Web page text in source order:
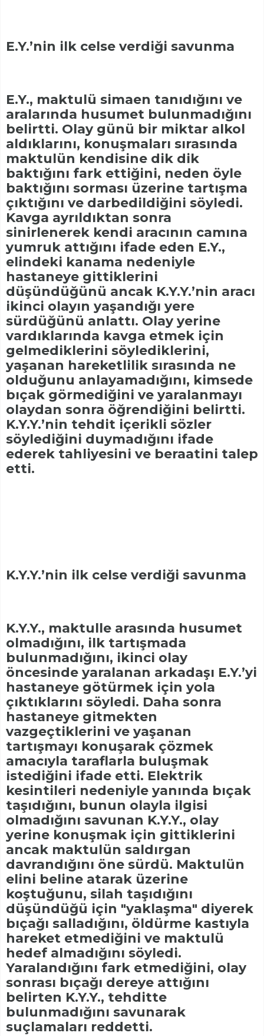
E.Y.’nin ilk celse verdiği savunma
E.Y., maktulü simaen tanıdığını ve
aralarında husumet bulunmadığını
belirtti. Olay günü bir miktar alkol
aldıklarını, konuşmaları sırasında
maktulün kendisine dik dik
baktığını fark ettiğini, neden öyle
baktığını sorması üzerine tartışma
çıktığını ve darbedildiğini söyledi.
Kavga ayrıldıktan sonra
sinirlenerek kendi aracının camına
yumruk attığını ifade eden E.Y.,
elindeki kanama nedeniyle
hastaneye gittiklerini
düşündüğünü ancak K.Y.Y.’nin aracı
ikinci olayın yaşandığı yere
sürdüğünü anlattı. Olay yerine
vardıklarında kavga etmek için
gelmediklerini söylediklerini,
yaşanan hareketlilik sırasında ne
olduğunu anlayamadığını, kimsede
bıçak görmediğini ve yaralanmayı
olaydan sonra öğrendiğini belirtti.
K.Y.Y.’nin tehdit içerikli sözler
söylediğini duymadığını ifade
ederek tahliyesini ve beraatini talep
etti.
K.Y.Y.’nin ilk celse verdiği savunma
K.Y.Y., maktulle arasında husumet
olmadığını, ilk tartışmada
bulunmadığını, ikinci olay
öncesinde yaralanan arkadaşı E.Y.’yi
hastaneye götürmek için yola
çıktıklarını söyledi. Daha sonra
hastaneye gitmekten
vazgeçtiklerini ve yaşanan
tartışmayı konuşarak çözmek
amacıyla taraflarla buluşmak
istediğini ifade etti. Elektrik
kesintileri nedeniyle yanında bıçak
taşıdığını, bunun olayla ilgisi
olmadığını savunan K.Y.Y., olay
yerine konuşmak için gittiklerini
ancak maktulün saldırgan
davrandığını öne sürdü. Maktulün
elini beline atarak üzerine
koştuğunu, silah taşıdığını
düşündüğü için "yaklaşma" diyerek
bıçağı salladığını, öldürme kastıyla
hareket etmediğini ve maktulü
hedef almadığını söyledi.
Yaralandığını fark etmediğini, olay
sonrası bıçağı dereye attığını
belirten K.Y.Y., tehditte
bulunmadığını savunarak
suçlamaları reddetti.